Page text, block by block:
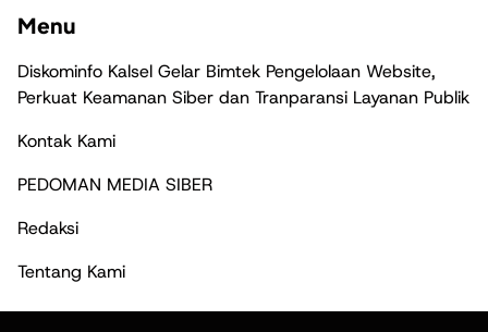
Menu
Diskominfo Kalsel Gelar Bimtek Pengelolaan Website,
Perkuat Keamanan Siber dan Tranparansi Layanan Publik
Kontak Kami
PEDOMAN MEDIA SIBER
Redaksi
Tentang Kami